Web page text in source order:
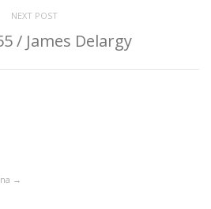
NEXT POST
/ James Delargy
→